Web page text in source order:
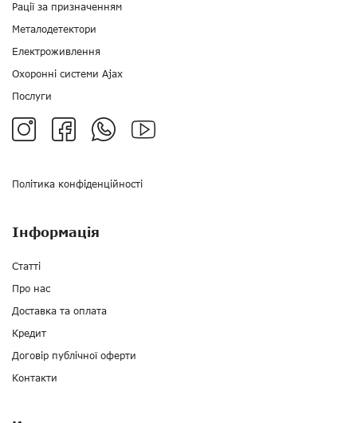
Політика конфіденційності
Рації за призначенням
Металодетектори
Електроживлення
Охоронні системи Ajax
Послуги
Інформація
Статті
Про нас
Доставка та оплата
Кредит
Договір публічної оферти
Контакти